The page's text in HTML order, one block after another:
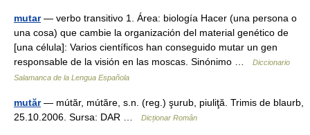
mutar— verbo transitivo 1. Área: biología Hacer (una persona o
una cosa) que cambie la organización del material genético de
[una célula]: Varios científicos han conseguido mutar un gen
responsable de la visión en las moscas. Sinónimo …
Diccionario
Salamanca de la Lengua Española
mutăr— mútăr, mútăre, s.n. (reg.) şurub, piuliţă. Trimis de blaurb,
25.10.2006. Sursa: DAR …
Dicționar Român